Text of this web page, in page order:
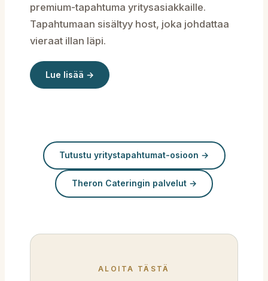
premium-tapahtuma yritysasiakkaille.
Tapahtumaan sisältyy host, joka johdattaa
vieraat illan läpi.
Lue lisää →
Tutustu yritystapahtumat-osioon →
Theron Cateringin palvelut →
ALOITA TÄSTÄ